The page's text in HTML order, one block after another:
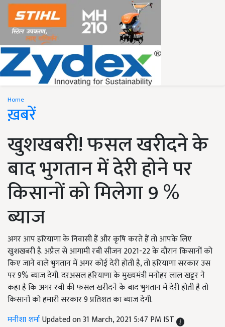
Home
ख़बरें
खुशखबरी! फसल खरीदने के
बाद भुगतान में देरी होने पर
किसानों को मिलेगा 9 %
ब्याज
अगर आप हरियाणा के निवासी हैं और कृषि करते हैं तो आपके लिए
खुशखबरी है. अप्रैल से आगामी रबी सीजन 2021-22 के दौरान किसानों को
किए जाने वाले भुगतान में अगर कोई देरी होती है, तो हरियाणा सरकार उस
पर 9% ब्याज देगी. दरअसल हरियाणा के मुख्यमंत्री मनोहर लाल खट्टर ने
कहा है कि अगर रबी की फसल खरीदने के बाद भुगतान में देरी होती है तो
किसानों को हमारी सरकार 9 प्रतिशत का ब्याज देगी.
मनीशा शर्माUpdated on 31 March, 2021 5:47 PM IST